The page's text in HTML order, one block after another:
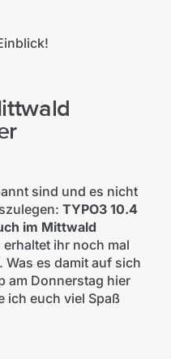
sind und es nicht
TYPO3 10.4
im Mittwald
erhaltet ihr noch mal
. Was es damit auf sich
am Donnerstag hier
ich euch viel Spaß